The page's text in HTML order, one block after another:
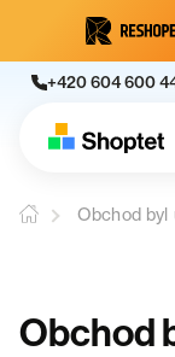
+420 604 600
Obchod byl
Obchod